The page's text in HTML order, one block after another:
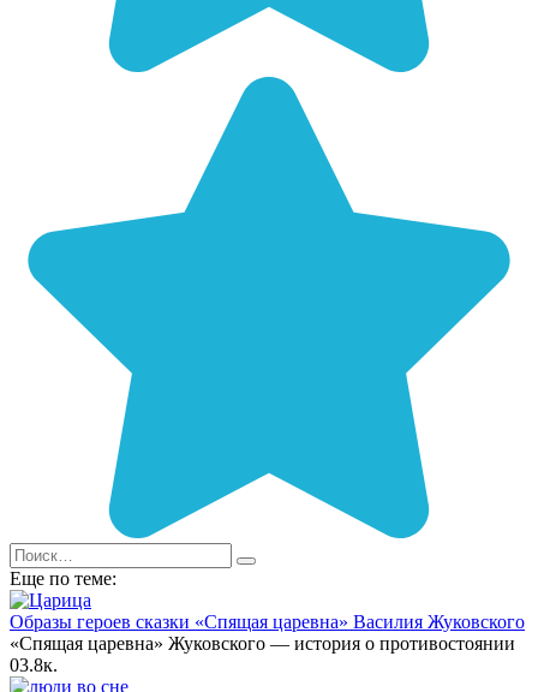
Еще по теме:
Образы героев сказки «Спящая царевна» Василия Жуковского
«Спящая царевна» Жуковского — история о противостоянии
03.8к.